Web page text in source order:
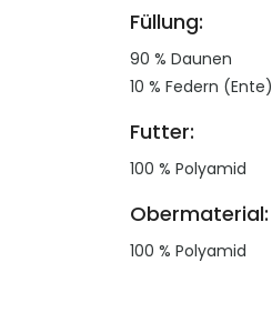
Füllung:
90 % Daunen
10 % Federn (Ente)
Futter:
100 % Polyamid
Obermaterial:
100 % Polyamid